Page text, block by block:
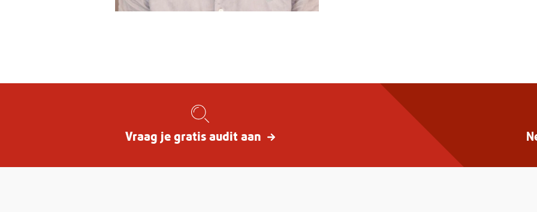
audit
Vraag je gratis audit aan